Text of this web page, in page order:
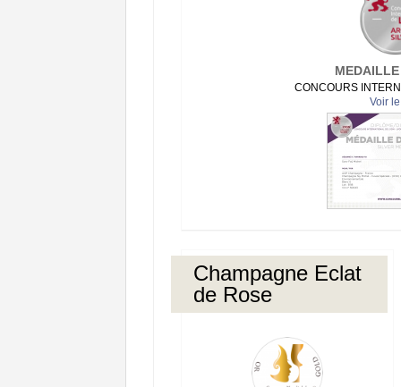
CONCOURS
Voir
Champagne Eclat
de Rose